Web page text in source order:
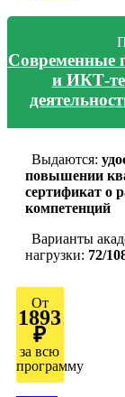
Современные
и ИКТ-
Выдаются:
повышении
сертификат о
компетенций
Варианты
нагрузки: 72/
От
1893
₽
за всю
программу